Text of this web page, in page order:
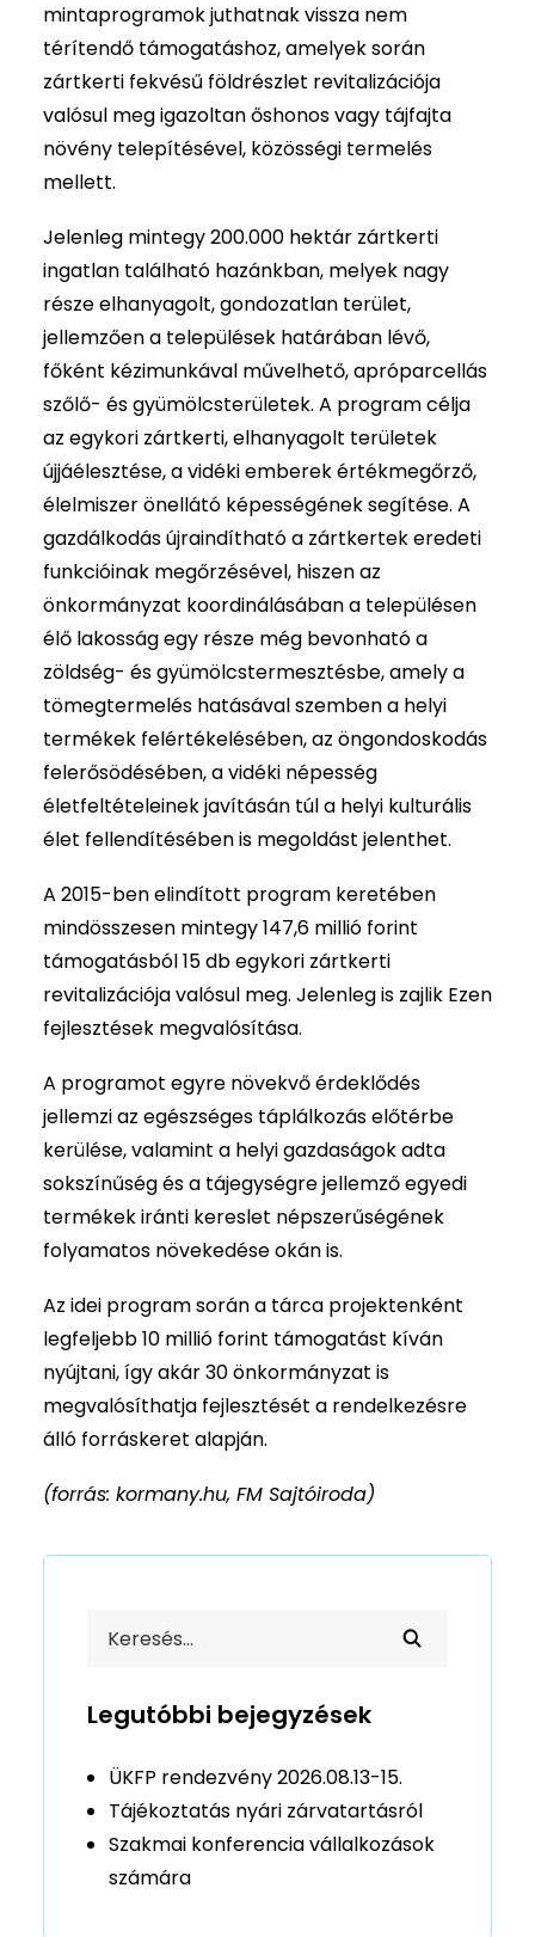
mintaprogramok juthatnak vissza nem
térítendő támogatáshoz, amelyek során
zártkerti fekvésű földrészlet revitalizációja
valósul meg igazoltan őshonos vagy tájfajta
növény telepítésével, közösségi termelés
mellett.
Jelenleg mintegy 200.000 hektár zártkerti
ingatlan található hazánkban, melyek nagy
része elhanyagolt, gondozatlan terület,
jellemzően a települések határában lévő,
főként kézimunkával művelhető, apróparcellás
szőlő- és gyümölcsterületek. A program célja
az egykori zártkerti, elhanyagolt területek
újjáélesztése, a vidéki emberek értékmegőrző,
élelmiszer önellátó képességének segítése. A
gazdálkodás újraindítható a zártkertek eredeti
funkcióinak megőrzésével, hiszen az
önkormányzat koordinálásában a településen
élő lakosság egy része még bevonható a
zöldség- és gyümölcstermesztésbe, amely a
tömegtermelés hatásával szemben a helyi
termékek felértékelésében, az öngondoskodás
felerősödésében, a vidéki népesség
életfeltételeinek javításán túl a helyi kulturális
élet fellendítésében is megoldást jelenthet.
A 2015-ben elindított program keretében
mindösszesen mintegy 147,6 millió forint
támogatásból 15 db egykori zártkerti
revitalizációja valósul meg. Jelenleg is zajlik Ezen
fejlesztések megvalósítása.
A programot egyre növekvő érdeklődés
jellemzi az egészséges táplálkozás előtérbe
kerülése, valamint a helyi gazdaságok adta
sokszínűség és a tájegységre jellemző egyedi
termékek iránti kereslet népszerűségének
folyamatos növekedése okán is.
Az idei program során a tárca projektenként
legfeljebb 10 millió forint támogatást kíván
nyújtani, így akár 30 önkormányzat is
megvalósíthatja fejlesztését a rendelkezésre
álló forráskeret alapján.
(forrás: kormany.hu, FM Sajtóiroda)
Legutóbbi bejegyzések
ÜKFP rendezvény 2026.08.13-15.
Tájékoztatás nyári zárvatartásról
Szakmai konferencia vállalkozások
számára